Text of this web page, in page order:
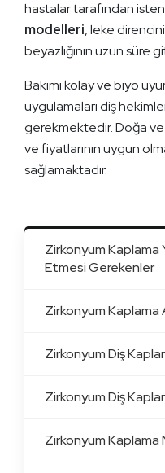
hastalar tarafından
modelleri, leke
beyazlığının uzun süre
Bakımı kolay ve biyo
uygulamaları diş
gerekmektedir. Doğa ve
ve fiyatlarının uygun
sağlamaktadır.
Zirkonyum Kaplama
Etmesi Gerekenler
Zirkonyum Kaplama
Zirkonyum Diş
Zirkonyum Diş
Zirkonyum Kaplama